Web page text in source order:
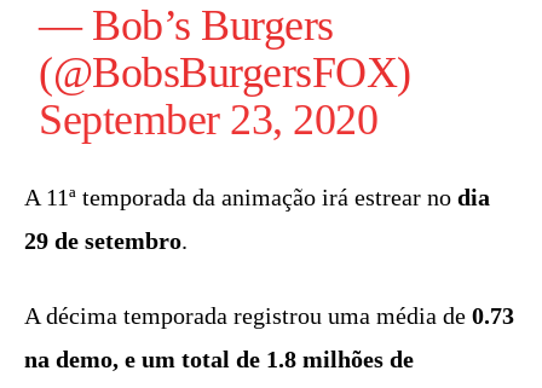
— Bob’s Burgers
(@BobsBurgersFOX)
September 23, 2020
A 11ª temporada da animação irá estrear no dia
29 de setembro.
A décima temporada registrou uma média de 0.73
na demo, e um total de 1.8 milhões de